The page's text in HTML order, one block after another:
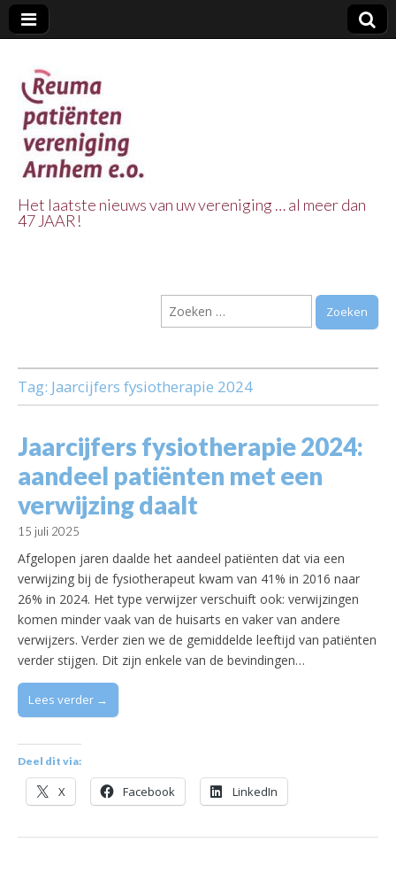
Vereniging
Arnhem e.o.
Het laatste nieuws van uw vereniging … al meer dan
47 JAAR!
Zoeken
naar:
Tag: Jaarcijfers fysiotherapie 2024
Jaarcijfers fysiotherapie 2024:
aandeel patiënten met een
verwijzing daalt
15 juli 2025
Afgelopen jaren daalde het aandeel patiënten dat via een
verwijzing bij de fysiotherapeut kwam van 41% in 2016 naar
26% in 2024. Het type verwijzer verschuift ook: verwijzingen
komen minder vaak van de huisarts en vaker van andere
verwijzers. Verder zien we de gemiddelde leeftijd van patiënten
verder stijgen. Dit zijn enkele van de bevindingen…
Lees verder →
Deel dit via:
X Facebook LinkedIn